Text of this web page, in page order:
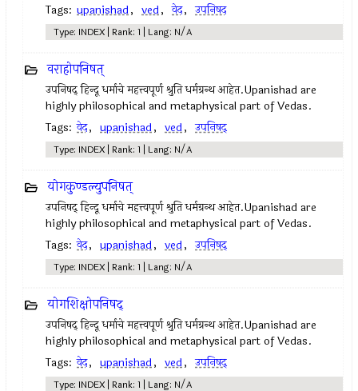
Tags: upanishad, ved, वेद, उपनिषद‌
Type: INDEX | Rank: 1 | Lang: N/A
वराहोपनिषत्
उपनिषद् हिन्दू धर्माचे महत्त्वपूर्ण श्रुति धर्मग्रन्थ आहेत.Upanishad are
highly philosophical and metaphysical part of Vedas.
Tags: वेद, upanishad, ved, उपनिषद्
Type: INDEX | Rank: 1 | Lang: N/A
योगकुण्डल्युपनिषत्
उपनिषद् हिन्दू धर्माचे महत्त्वपूर्ण श्रुति धर्मग्रन्थ आहेत.Upanishad are
highly philosophical and metaphysical part of Vedas.
Tags: वेद, upanishad, ved, उपनिषद्
Type: INDEX | Rank: 1 | Lang: N/A
योगशिक्षोपनिषद्
उपनिषद् हिन्दू धर्माचे महत्त्वपूर्ण श्रुति धर्मग्रन्थ आहेत.Upanishad are
highly philosophical and metaphysical part of Vedas.
Tags: वेद, upanishad, ved, उपनिषद्
Type: INDEX | Rank: 1 | Lang: N/A